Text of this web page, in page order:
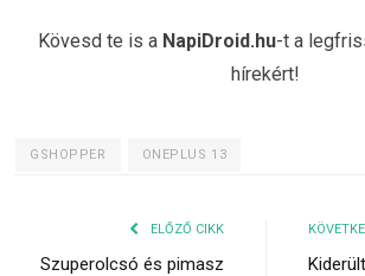
Kövesd te is a NapiDroid.hu-t a
hírekért!
GSHOPPER ONEPLUS 13
ELŐZŐ CIKK
Szuperolcsó és pimasz